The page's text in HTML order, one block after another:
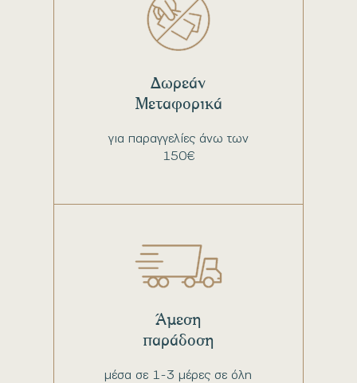
για παραγγελίες άνω των
150€
Δωρεάν
Μεταφορικά
μέσα σε 1-3 μέρες σε όλη
Άμεση
παράδοση